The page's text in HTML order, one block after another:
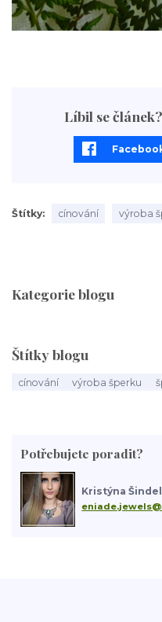
Kategorie blogu
Štítky blogu
cínování výroba šperku
Potřebujete poradit?
Kristýna
Líbil se
Štítky cínování výroba